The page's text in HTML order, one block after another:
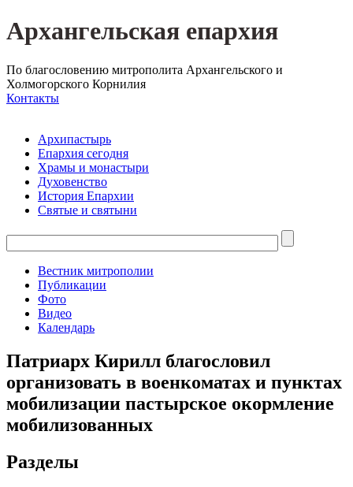
Архангельская епархия
По благословению митрополита Архангельского и
Холмогорского Корнилия
Контакты
Архипастырь
Епархия сегодня
Храмы и монастыри
Духовенство
История Епархии
Святые и святыни
Вестник митрополии
Публикации
Фото
Видео
Календарь
Патриарх Кирилл благословил
организовать в военкоматах и пунктах
мобилизации пастырское окормление
мобилизованных
Разделы